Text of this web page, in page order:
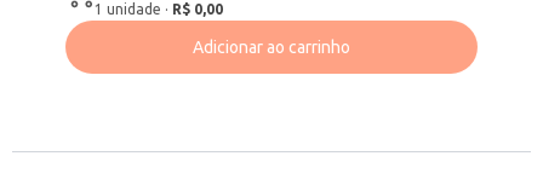
1 unidade · R$ 0,00
Adicionar ao carrinho